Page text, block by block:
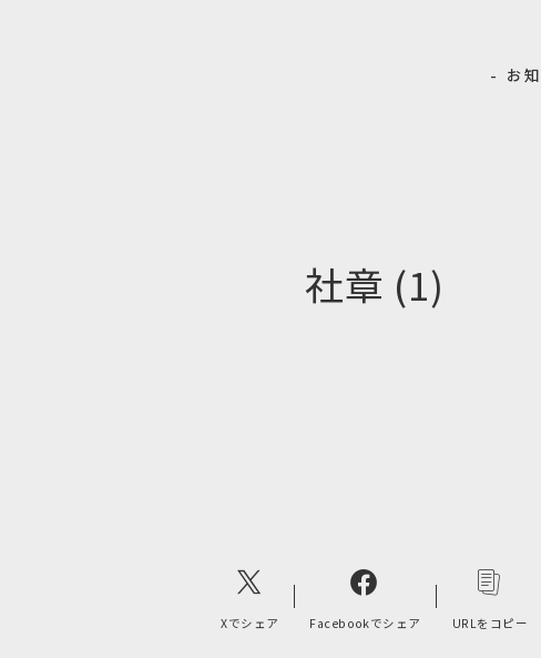
- お
社章 (1)
Xでシェア Facebookでシェア URLをコピー